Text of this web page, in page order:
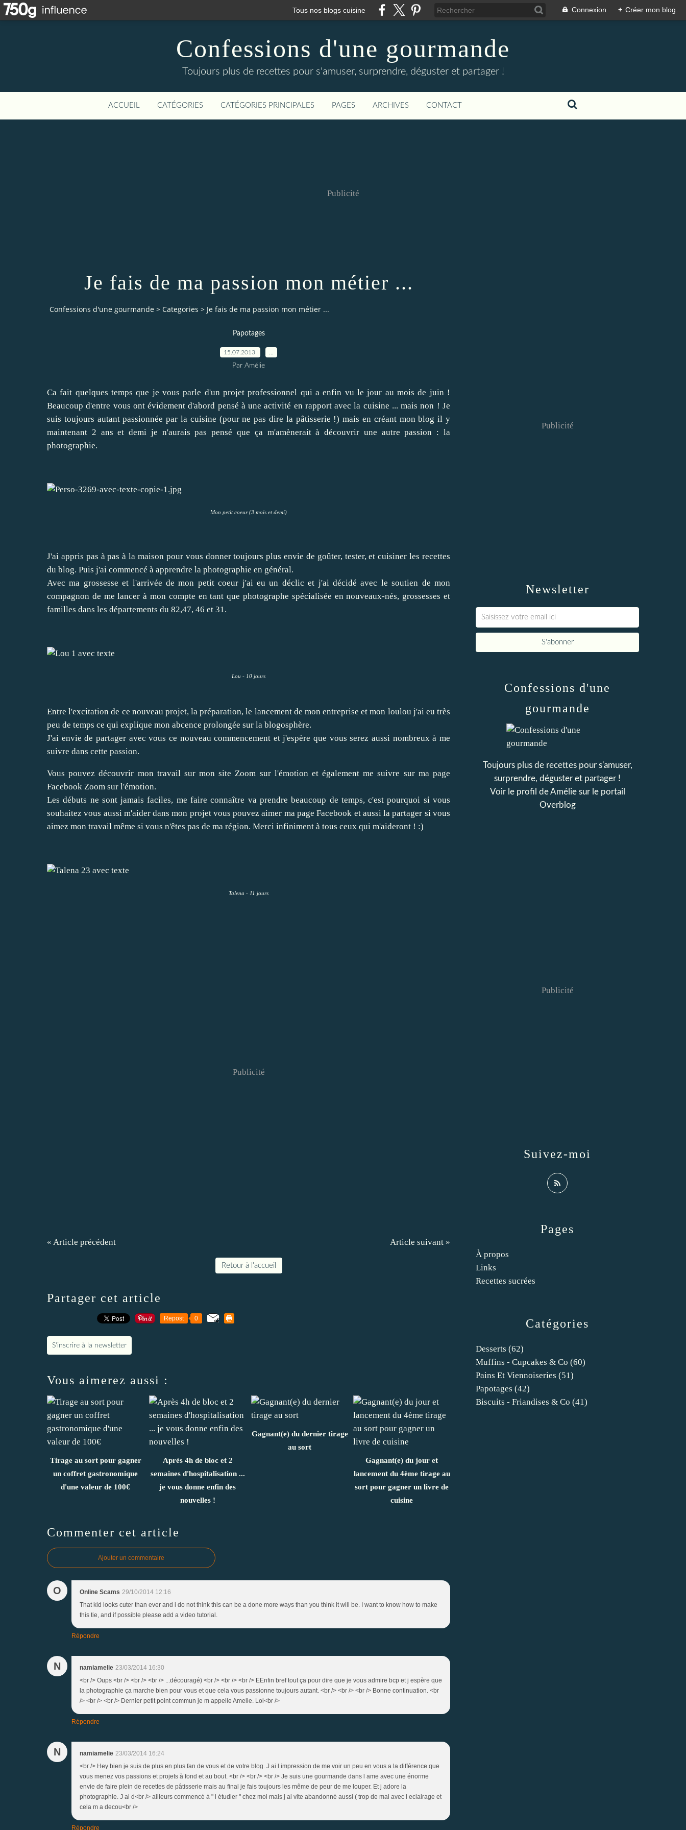
Tous nos blogs cuisine Connexion + Créer mon blog
Confessions d'une gourmande
Toujours plus de recettes pour s'amuser, surprendre, déguster et partager !
ACCUEIL CATÉGORIES CATÉGORIES PRINCIPALES PAGES ARCHIVES CONTACT
Publicité
Je fais de ma passion mon métier ...
Confessions d'une gourmande > Categories > Je fais de ma passion mon métier ...
Papotages
15.07.2013
Par Amélie
Ca fait quelques temps que je vous parle d'un projet professionnel qui a enfin vu le jour au mois de juin !
Beaucoup d'entre vous ont évidement d'abord pensé à une activité en rapport avec la cuisine ... mais non ! Je
suis toujours autant passionnée par la cuisine (pour ne pas dire la pâtisserie !) mais en créant mon blog il y
maintenant 2 ans et demi je n'aurais pas pensé que ça m'amènerait à découvrir une autre passion : la
photographie.
Mon petit coeur (3 mois et demi)
J'ai appris pas à pas à la maison pour vous donner toujours plus envie de goûter, tester, et cuisiner les recettes
du blog. Puis j'ai commencé à apprendre la photographie en général.
Avec ma grossesse et l'arrivée de mon petit coeur j'ai eu un déclic et j'ai décidé avec le soutien de mon
compagnon de me lancer à mon compte en tant que photographe spécialisée en nouveaux-nés, grossesses et
familles dans les départements du 82,47, 46 et 31.
Lou - 10 jours
Entre l'excitation de ce nouveau projet, la préparation, le lancement de mon entreprise et mon loulou j'ai eu très
peu de temps ce qui explique mon abcence prolongée sur la blogosphère.
J'ai envie de partager avec vous ce nouveau commencement et j'espère que vous serez aussi nombreux à me
suivre dans cette passion.
Vous pouvez découvrir mon travail surmon site Zoom sur l'émotion et également me suivre sur ma page
Facebook Zoom sur l'émotion.
Les débuts ne sont jamais faciles, me faire connaître va prendre beaucoup de temps, c'est pourquoi si vous
souhaitez vous aussi m'aider dans mon projet vous pouvez aimer ma page Facebook et aussi la partager si vous
aimez mon travail même si vous n'êtes pas de ma région. Merci infiniment à tous ceux qui m'aideront ! :)
Talena - 11 jours
Publicité
« Article précédent Article suivant »
Retour à l'accueil
Partager cet article
Repost 0
S'inscrire à la newsletter
Vous aimerez aussi :
Tirage au sort pour gagner
un coffret gastronomique
d'une valeur de 100€
Après 4h de bloc et 2
semaines d'hospitalisation ...
je vous donne enfin des
nouvelles !
Gagnant(e) du dernier tirage
au sort
Gagnant(e) du jour et
lancement du 4ème tirage au
sort pour gagner un livre de
cuisine
Commenter cet article
Ajouter un commentaire
O Online Scams 29/10/2014 12:16
That kid looks cuter than ever and i do not think this can be a done more ways than you think it will be. I want to know how to make
this tie, and if possible please add a video tutorial.
Répondre
N namiamelie 23/03/2014 16:30
<br /> Oups <br /> <br /> <br /> ...découragé) <br /> <br /> <br /> EEnfin bref tout ça pour dire que je vous admire bcp et j espère que
la photographie ça marche bien pour vous et que cela vous passionne toujours autant. <br /> <br /> <br /> Bonne continuation. <br
/> <br /> <br /> Dernier petit point commun je m appelle Amelie. Lol<br />
Répondre
N namiamelie 23/03/2014 16:24
<br /> Hey bien je suis de plus en plus fan de vous et de votre blog. J ai l impression de me voir un peu en vous a la différence que
vous menez vos passions et projets à fond et au bout. <br /> <br /> <br /> Je suis une gourmande dans l ame avec une énorme
envie de faire plein de recettes de pâtisserie mais au final je fais toujours les même de peur de me louper. Et j adore la
photographie. J ai d<br /> ailleurs commencé à " l étudier " chez moi mais j ai vite abandonné aussi ( trop de mal avec l eclairage et
cela m a decou<br />
Répondre
Newsletter
Publicité
Catégories
Desserts (62)
Muffins - Cupcakes & Co (60)
Pains Et Viennoiseries (51)
Papotages (42)
Biscuits - Friandises & Co (41)
Pages
À propos
Links
Recettes sucrées
Confessions d'une
gourmande
Toujours plus de recettes pour s'amuser,
surprendre, déguster et partager !
Voir le profil deAméliesur le portail
Overblog
Suivez-moi
Publicité